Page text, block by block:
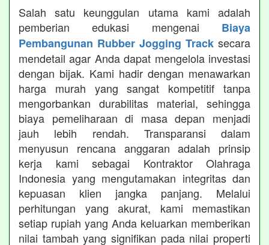
Salah satu keunggulan utama kami adalah
pemberian edukasi mengenai Biaya
Pembangunan Rubber Jogging Track secara
mendetail agar Anda dapat mengelola investasi
dengan bijak. Kami hadir dengan menawarkan
harga murah yang sangat kompetitif tanpa
mengorbankan durabilitas material, sehingga
biaya pemeliharaan di masa depan menjadi
jauh lebih rendah. Transparansi dalam
menyusun rencana anggaran adalah prinsip
kerja kami sebagai Kontraktor Olahraga
Indonesia yang mengutamakan integritas dan
kepuasan klien jangka panjang. Melalui
perhitungan yang akurat, kami memastikan
setiap rupiah yang Anda keluarkan memberikan
nilai tambah yang signifikan pada nilai properti